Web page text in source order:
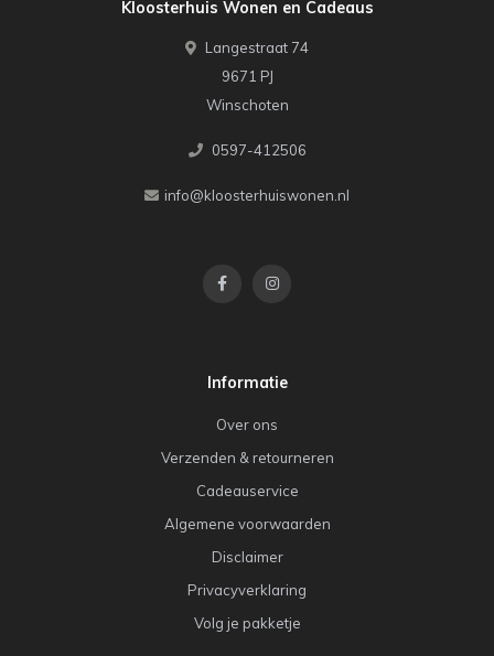
Kloosterhuis Wonen en Cadeaus
Langestraat 74
9671 PJ
Winschoten
0597-412506
info@kloosterhuiswonen.nl
Informatie
Over ons
Verzenden & retourneren
Cadeauservice
Algemene voorwaarden
Disclaimer
Privacyverklaring
Volg je pakketje